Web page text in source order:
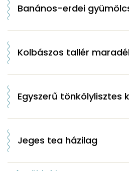
Banános-erdei
Kolbászos tallér
Egyszerű tönkölylisztes
Jeges tea házilag